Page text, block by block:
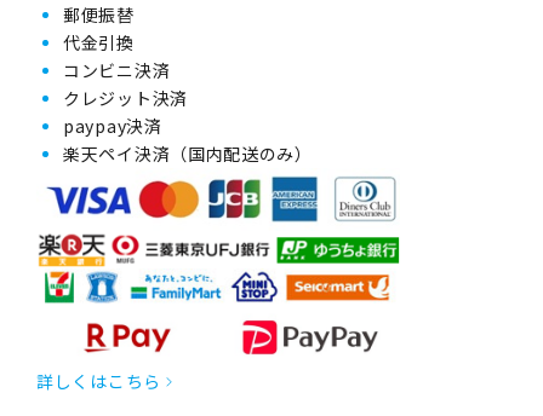
郵便振替
代金引換
コンビニ決済
クレジット決済
paypay決済
楽天ペイ決済（国内配送のみ）
詳しくはこちら